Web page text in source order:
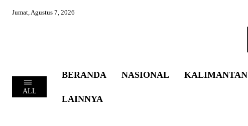
Jumat, Agustus 7, 2026
ALL
BERANDA NASIONAL KALIMANTAN
LAINNYA